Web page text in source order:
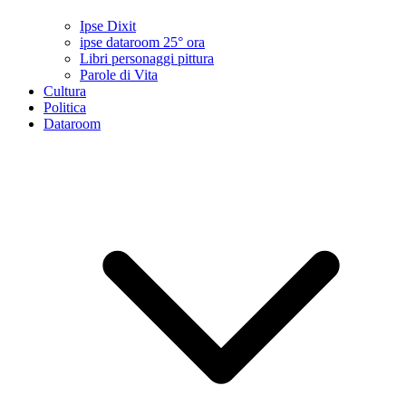
Ipse Dixit
ipse dataroom 25° ora
Libri personaggi pittura
Parole di Vita
Cultura
Politica
Dataroom